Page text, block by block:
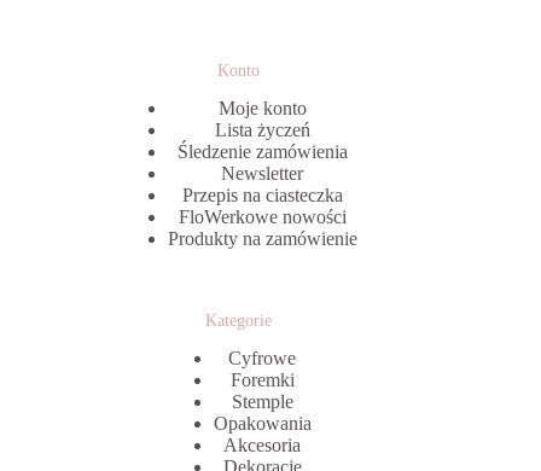
Konto
Moje konto
Lista życzeń
Śledzenie zamówienia
Newsletter
Przepis na ciasteczka
FloWerkowe nowości
Produkty na zamówienie
Kategorie
Cyfrowe
Foremki
Stemple
Opakowania
Akcesoria
Dekoracje